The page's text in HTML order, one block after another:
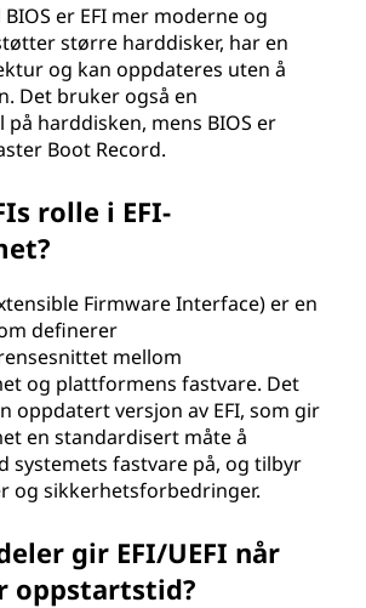
er EFI mer moderne og
større harddisker, har en
og kan oppdateres uten å
Det bruker også en
harddisken, mens BIOS er
Boot Record.
rolle i EFI-
Firmware Interface) er en
definerer
mellom
og plattformens fastvare. Det
oppdatert versjon av EFI, som gir
en standardisert måte å
systemets fastvare på, og tilbyr
og sikkerhetsforbedringer.
gir EFI/UEFI når
oppstartstid?